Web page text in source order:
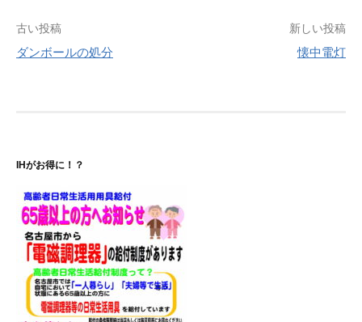
投
稿
シ
ョ
ン
古い投稿
ダンボールの処分
新しい投稿
懐中電灯
IHがお得に！？